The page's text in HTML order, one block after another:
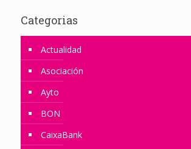
Categorias
Actualidad
Asociación
Ayto
BON
CaixaBank